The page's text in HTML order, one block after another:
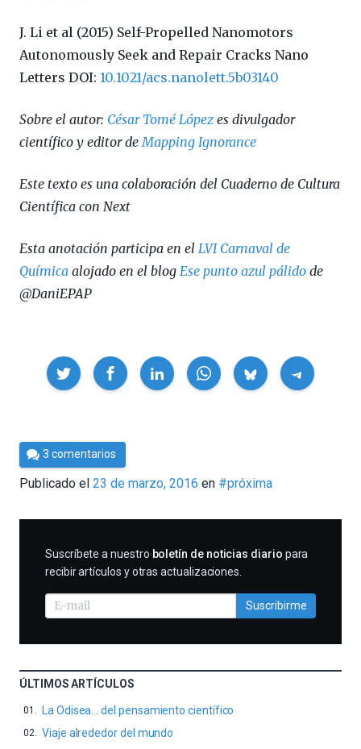
J. Li et al (2015) Self-Propelled Nanomotors
Autonomously Seek and Repair Cracks Nano
Letters DOI: 10.1021/acs.nanolett.5b03140
Sobre el autor: César Tomé López es divulgador
científico y editor deMapping Ignorance
Este texto es una colaboración del Cuaderno de Cultura
Científica con Next
Esta anotación participa en el LVI Carnaval de
Química alojado en el blog Ese punto azul pálido de
@DaniEPAP
Compartir
Por
César
Tomé
3 comentarios
Publicado el 23 de marzo, 2016 en #próxima
SUSCRIBIRME
Suscríbete a nuestro boletín de noticias diario para
recibir artículos y otras actualizaciones.
Suscribirme
ÚLTIMOS ARTÍCULOS
La Odisea… del pensamiento científico
Viaje alrededor del mundo